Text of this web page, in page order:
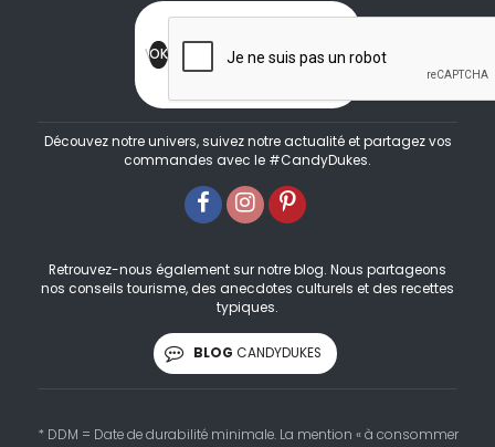
Découvez notre univers, suivez notre actualité et partagez vos
commandes avec le #CandyDukes.
Retrouvez-nous également sur notre blog. Nous partageons
nos conseils tourisme, des anecdotes culturels et des recettes
typiques.
BLOG CANDYDUKES
* DDM = Date de durabilité minimale. La mention « à consommer